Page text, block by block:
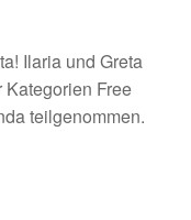
Ilaria und Greta
Free
teilgenommen.